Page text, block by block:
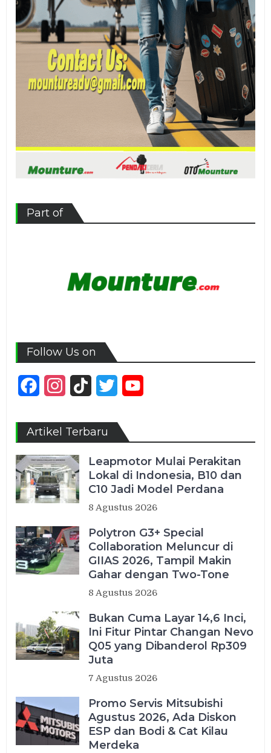
Part of
Follow Us on
FacebookInstagram
TikTok Twitter
Artikel Terbaru
Leapmotor Mulai Perakitan
Lokal di Indonesia, B10 dan
C10 Jadi Model Perdana
8 Agustus 2026
Polytron G3+ Special
Collaboration Meluncur di
GIIAS 2026, Tampil Makin
Gahar dengan Two-Tone
8 Agustus 2026
Bukan Cuma Layar 14,6 Inci,
Ini Fitur Pintar Changan Nevo
Q05 yang Dibanderol Rp309
Juta
7 Agustus 2026
Promo Servis Mitsubishi
Agustus 2026, Ada Diskon
ESP dan Bodi & Cat Kilau
Merdeka